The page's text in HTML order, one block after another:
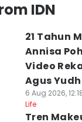
IDN
21 Tahun
Annisa
Video
Agus
6 Aug 2026,
Life
Tren